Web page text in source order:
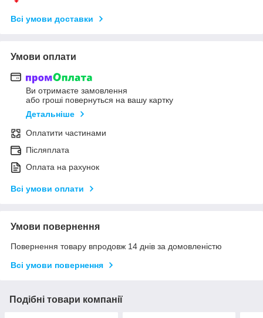
Всі умови доставки
Умови оплати
Ви отримаєте замовлення
або гроші повернуться на вашу картку
Детальніше
Оплатити частинами
Післяплата
Оплата на рахунок
Всі умови оплати
Умови повернення
Повернення товару впродовж 14 днів за домовленістю
Всі умови повернення
Подібні товари компанії